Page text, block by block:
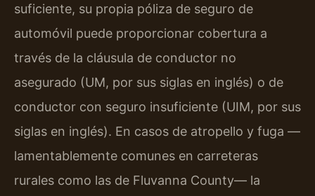
suficiente, su propia póliza de seguro de
automóvil puede proporcionar cobertura a
través de la cláusula de conductor no
asegurado (UM, por sus siglas en inglés) o de
conductor con seguro insuficiente (UIM, por sus
siglas en inglés). En casos de atropello y fuga —
lamentablemente comunes en carreteras
rurales como las de Fluvanna County— la